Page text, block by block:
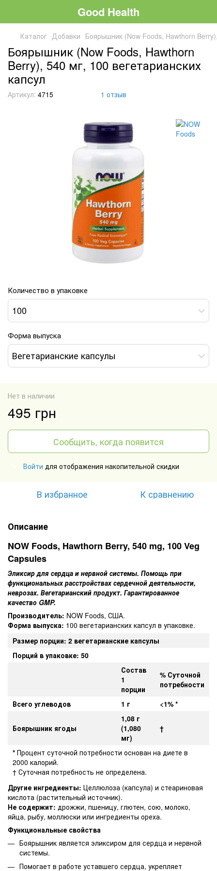
Good Health
Каталог Добавки Боярышник (Now Foods, Hawthorn
Боярышник (Now Foods, Hawthorn
Berry), 540 мг, 100 вегетарианских
капсул
Артикул: 4715 1 отзыв
Количество в упаковке
100
Форма выпуска
Вегетарианские капсулы
Нет в наличии
495 грн
Сообщить, когда появится
Войти для отображения накопительной скидки
В избранное К сравнению
Описание
NOW Foods, Hawthorn Berry, 540 mg, 100 Veg
Capsules
Эликсир для сердца и нервной системы. Помощь при
функциональных расстройствах сердечной деятельности,
неврозах. Вегетарианский продукт. Гарантированное
качество GMP.
Производитель: NOW Foods, США.
Форма выпуска: 100 вегетарианских капсул в упаковке.
Размер порции: 2 вегетарианские капсулы
Порций в упаковке: 50
Состав
1
порции
% Суточной
потребности
Всего углеводов
1 г <1% *
Боярышник ягоды
1,08 г
(1,080
мг)
†
* Процент суточной потребности основан на диете в
2000 калорий.
† Суточная потребность не определена.
Другие ингредиенты: Целлюлоза (капсула) и стеариновая
кислота (растительный источник).
Не содержит: дрожжи, пшеницу, глютен, сою, молоко,
яйца, рыбу, моллюски или ингредиенты ореха.
Функциональные свойства
Боярышник является эликсиром для сердца и нервной
системы.
Помогает в работе уставшего сердца, укрепляет